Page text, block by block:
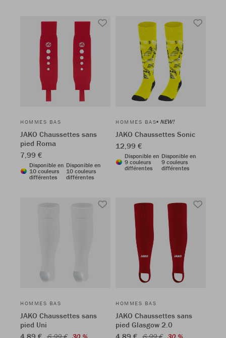
HOMMES BAS
JAKO Chaussettes sans
pied Roma
7,99 €
Disponible en
10 couleurs
différentes
Disponible en
10 couleurs
différentes
HOMMES BAS NEW!
JAKO Chaussettes Sonic
12,99 €
Disponible en
9 couleurs
différentes
Disponible en
9 couleurs
différentes
HOMMES BAS
JAKO Chaussettes sans
pied Uni
HOMMES BAS
JAKO Chaussettes sans
pied Glasgow 2.0